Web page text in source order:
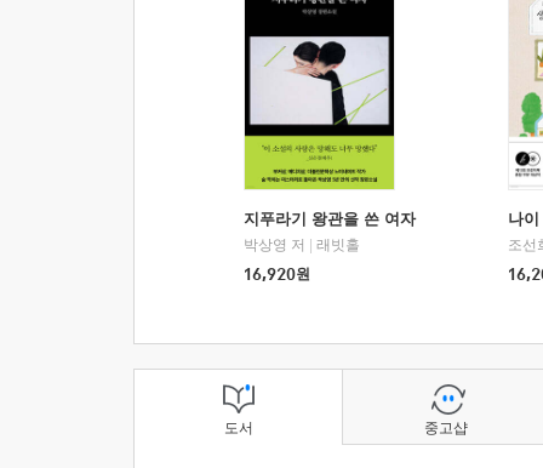
지푸라기 왕관을 쓴 여자
박상영 저
래빗홀
16,920원
나
조선
도서 중고샵